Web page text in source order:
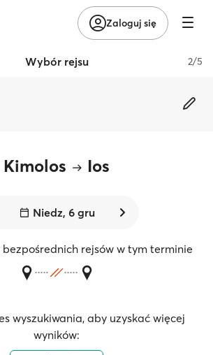
Zaloguj się
Wybór rejsu 2/5
Kimolos Ios
Niedz, 6 gru
bezpośrednich rejsów w tym terminie
wyszukiwania, aby uzyskać więcej
wyników: